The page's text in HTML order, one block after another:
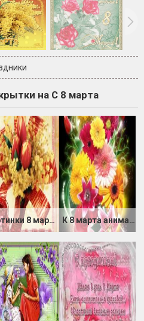
на С 8 марта
Картинки 8 марта анимация К 8 марта анимационная открытка